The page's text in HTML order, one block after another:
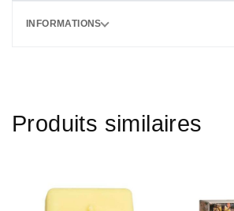
INFORMATIONS
Produits similaires